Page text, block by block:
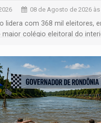
08 de Agosto de 2026 às
lidera com 368 mil eleitores,
maior colégio eleitoral do